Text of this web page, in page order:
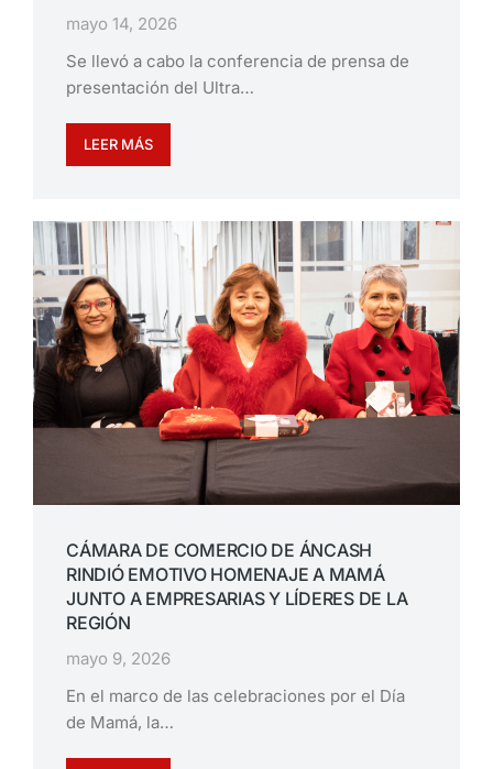
mayo 14, 2026
Se llevó a cabo la conferencia de prensa de
presentación del Ultra…
LEER MÁS
CÁMARA DE COMERCIO DE ÁNCASH
RINDIÓ EMOTIVO HOMENAJE A MAMÁ
JUNTO A EMPRESARIAS Y LÍDERES DE LA
REGIÓN
mayo 9, 2026
En el marco de las celebraciones por el Día
de Mamá, la…